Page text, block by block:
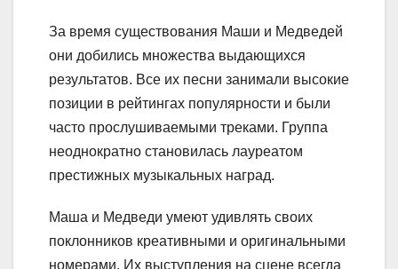
За время существования Маши и Медведей
они добились множества выдающихся
результатов. Все их песни занимали высокие
позиции в рейтингах популярности и были
часто прослушиваемыми треками. Группа
неоднократно становилась лауреатом
престижных музыкальных наград.
Маша и Медведи умеют удивлять своих
поклонников креативными и оригинальными
номерами. Их выступления на сцене всегда